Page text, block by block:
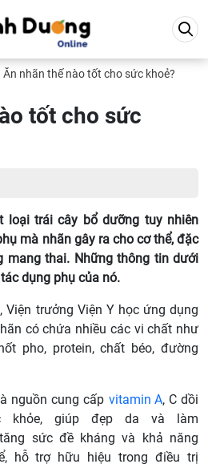
Ăn nhãn thế nào tốt cho sức khoẻ?
tốt cho sức
loại trái cây bổ dưỡng tuy nhiên
mà nhãn gây ra cho cơ thể, đặc
mang thai. Những thông tin dưới
dụng phụ của nó.
Viện trưởng Viện Y học ứng dụng
có chứa nhiều các vi chất như
pho, protein, chất béo, đường
nguồn cung cấp vitamin A, C dồi
giúp đẹp da và làm
sức đề kháng và khả năng
hỗ trợ hữu hiệu trong điều trị